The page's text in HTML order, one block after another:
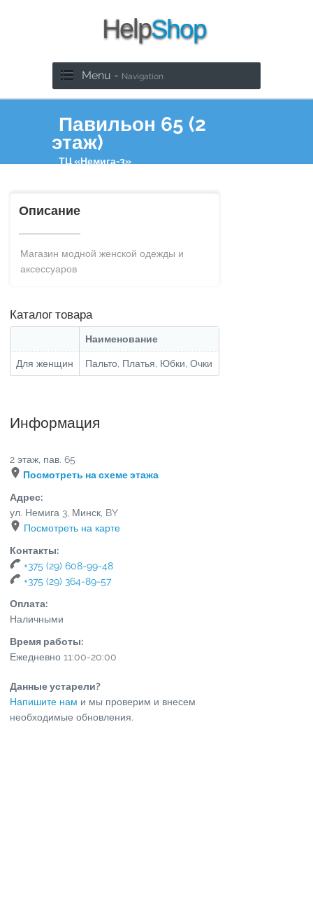
Menu - Navigation
Павильон 65 (2
этаж)
ТЦ «Немига-3»
Описание
Магазин модной женской одежды и
аксессуаров
Каталог товара
Наименование
Для женщин Пальто, Платья, Юбки, Очки
Информация
2 этаж, пав. 65
Посмотреть на схеме этажа
Адрес:
ул. Немига 3, Минск, BY
Посмотреть на карте
Контакты:
+375 (29) 608-99-48
+375 (29) 364-89-57
Оплата:
Наличными
Время работы:
Ежедневно 11:00-20:00
Данные устарели?
Напишите нам и мы проверим и внесем
необходимые обновления.